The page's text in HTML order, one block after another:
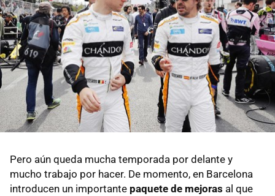
Pero aún queda mucha temporada por delante y
mucho trabajo por hacer. De momento, en Barcelona
introducen un importante paquete de mejoras al que